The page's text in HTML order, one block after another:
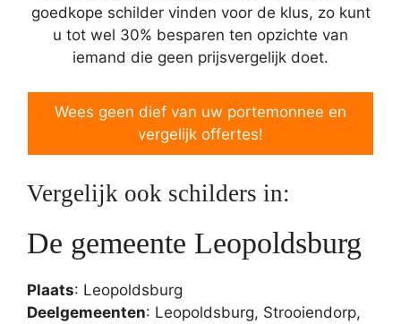
goedkope schilder vinden voor de klus, zo kunt
u tot wel 30% besparen ten opzichte van
iemand die geen prijsvergelijk doet.
Wees geen dief van uw portemonnee en
vergelijk offertes!
Vergelijk ook schilders in:
De gemeente Leopoldsburg
Plaats: Leopoldsburg
Deelgemeenten: Leopoldsburg, Strooiendorp,